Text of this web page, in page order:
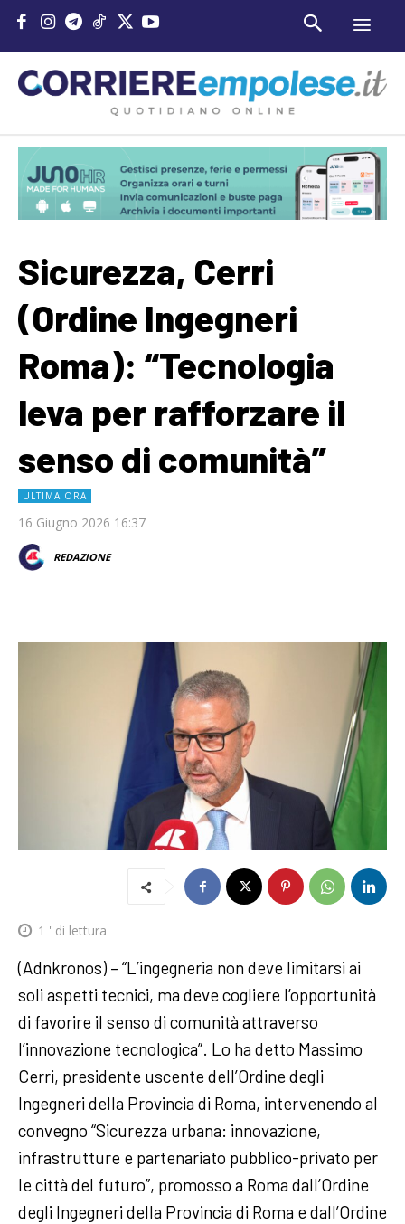
Sicurezza, Cerri
(Ordine Ingegneri
Roma): “Tecnologia
leva per rafforzare il
senso di comunità”
ULTIMA ORA
16 Giugno 2026 16:37
REDAZIONE
1 ' di lettura
(Adnkronos) – “L’ingegneria non deve limitarsi ai
soli aspetti tecnici, ma deve cogliere l’opportunità
di favorire il senso di comunità attraverso
l’innovazione tecnologica”. Lo ha detto Massimo
Cerri, presidente uscente dell’Ordine degli
Ingegneri della Provincia di Roma, intervenendo al
convegno “Sicurezza urbana: innovazione,
infrastrutture e partenariato pubblico-privato per
le città del futuro”, promosso a Roma dall’Ordine
degli Ingegneri della Provincia di Roma e dall’Ordine